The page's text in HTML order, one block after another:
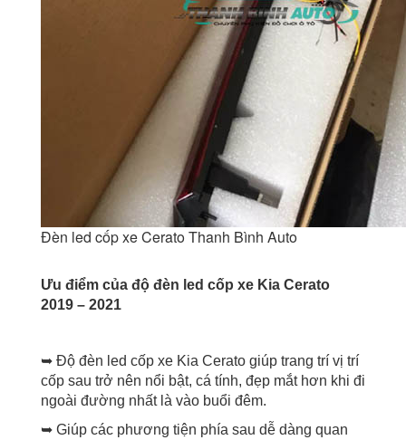
Đèn led cốp xe Cerato Thanh Bình Auto
Ưu điểm của độ đèn led cốp xe Kia Cerato
2019 – 2021
➥ Độ đèn led cốp xe Kia Cerato giúp trang trí vị trí
cốp sau trở nên nổi bật, cá tính, đẹp mắt hơn khi đi
ngoài đường nhất là vào buổi đêm.
➥ Giúp các phương tiện phía sau dễ dàng quan